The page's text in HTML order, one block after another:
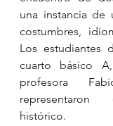
una instancia de
costumbres,
Los estudiantes
cuarto básico
profesora
histórico.